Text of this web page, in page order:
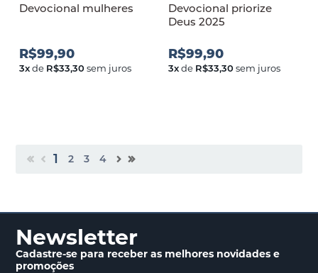
Devocional mulheres
R$99,90
3xde R$33,30sem juros
Devocional priorize
Deus 2025
R$99,90
3xde R$33,30sem juros
1 2 3 4
Newsletter
Cadastre-se para receberas melhores novidadese
promoções